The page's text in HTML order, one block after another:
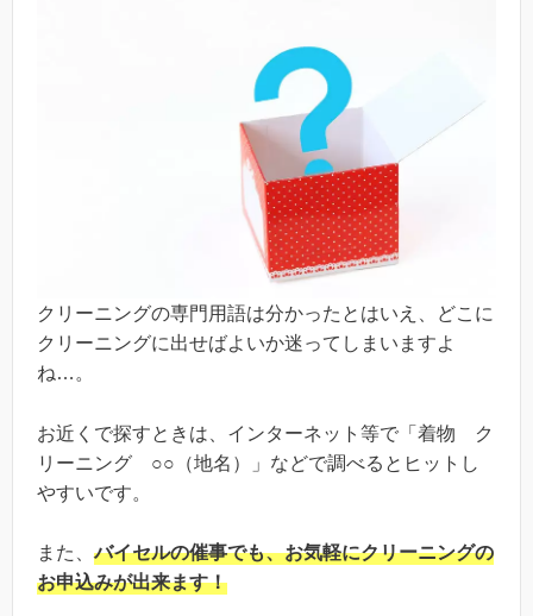
クリーニングの専門用語は分かったとはいえ、どこに
クリーニングに出せばよいか迷ってしまいますよ
ね…。
お近くで探すときは、インターネット等で「着物 ク
リーニング ○○（地名）」などで調べるとヒットし
やすいです。
また、バイセルの催事でも、お気軽にクリーニングの
お申込みが出来ます！